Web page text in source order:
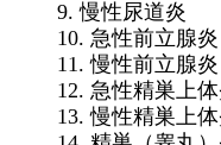
9. 慢性尿道炎
10. 急性前立腺炎
11. 慢性前立腺炎
12. 急性精巣上体
13. 慢性精巣上体